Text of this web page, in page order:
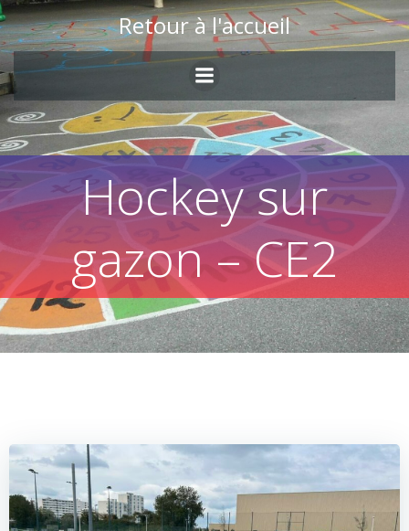
Skip
to
content
Retour à l'accueil
Hockey sur
gazon – CE2